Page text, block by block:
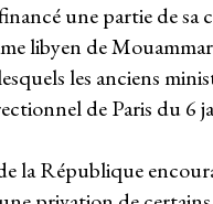
une partie de
libyen de
les anciens
de Paris du 6
la République